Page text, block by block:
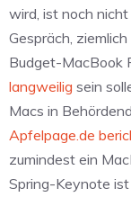
wird, ist noch
Gespräch,
Budget-MacBook
langweilig sein
Macs in
Apfelpage.de
zumindest ein
Spring-Keynote